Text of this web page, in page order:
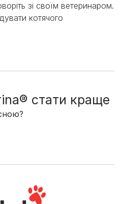
зі своїм ветеринаром.
котячого
стати краще